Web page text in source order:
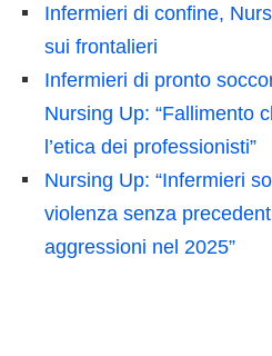
Infermieri di confine,
sui frontalieri
Infermieri di pronto
Nursing Up: “Fallimento
l’etica dei professionisti”
Nursing Up: “Infermieri
violenza senza
aggressioni nel 2025”